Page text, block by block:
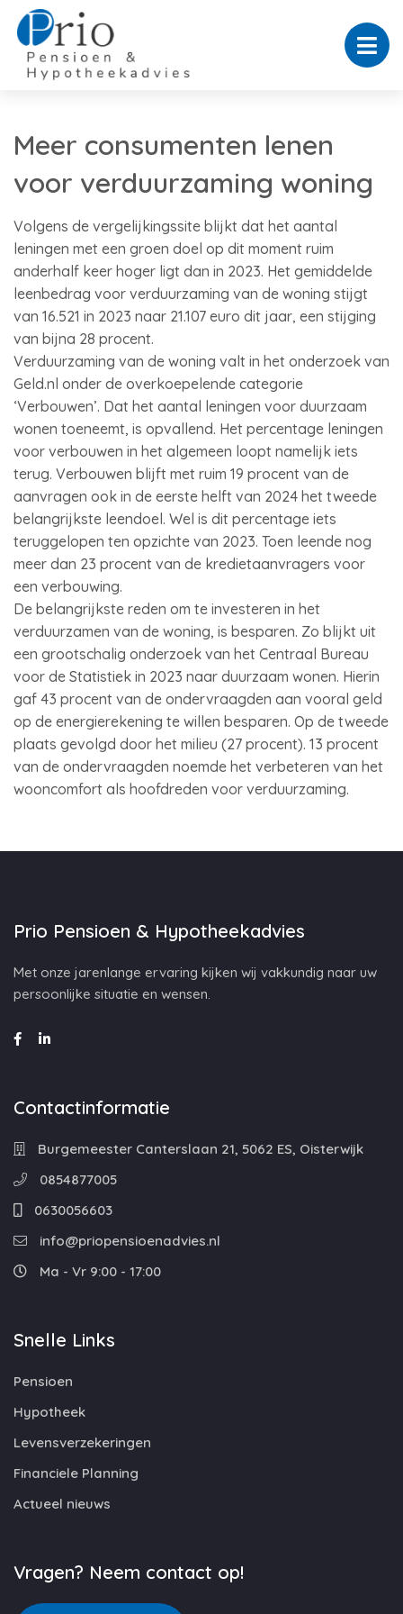
Meer consumenten lenen
voor verduurzaming woning
Volgens de vergelijkingssite blijkt dat het aantal
leningen met een groen doel op dit moment ruim
anderhalf keer hoger ligt dan in 2023. Het gemiddelde
leenbedrag voor verduurzaming van de woning stijgt
van 16.521 in 2023 naar 21.107 euro dit jaar, een stijging
van bijna 28 procent.
Verduurzaming van de woning valt in het onderzoek van
Geld.nl onder de overkoepelende categorie
‘Verbouwen’. Dat het aantal leningen voor duurzaam
wonen toeneemt, is opvallend. Het percentage leningen
voor verbouwen in het algemeen loopt namelijk iets
terug. Verbouwen blijft met ruim 19 procent van de
aanvragen ook in de eerste helft van 2024 het tweede
belangrijkste leendoel. Wel is dit percentage iets
teruggelopen ten opzichte van 2023. Toen leende nog
meer dan 23 procent van de kredietaanvragers voor
een verbouwing.
De belangrijkste reden om te investeren in het
verduurzamen van de woning, is besparen. Zo blijkt uit
een grootschalig onderzoek van het Centraal Bureau
voor de Statistiek in 2023 naar duurzaam wonen. Hierin
gaf 43 procent van de ondervraagden aan vooral geld
op de energierekening te willen besparen. Op de tweede
plaats gevolgd door het milieu (27 procent). 13 procent
van de ondervraagden noemde het verbeteren van het
wooncomfort als hoofdreden voor verduurzaming.
Prio Pensioen & Hypotheekadvies
Met onze jarenlange ervaring kijken wij vakkundig naar uw
persoonlijke situatie en wensen.
Contactinformatie
Burgemeester Canterslaan 21, 5062 ES, Oisterwijk
0854877005
0630056603
info@priopensioenadvies.nl
Ma - Vr 9:00 - 17:00
Snelle Links
Pensioen
Hypotheek
Levensverzekeringen
Financiele Planning
Actueel nieuws
Vragen? Neem contact op!